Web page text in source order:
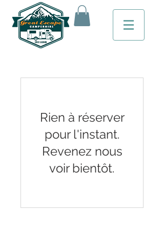
Rien à réserver
pour l'instant.
Revenez nous
voir bientôt.